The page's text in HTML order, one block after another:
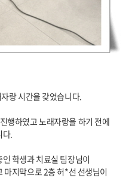
랑 시간을 갖었습니다.
행하였고 노래자랑을 하기 전에
다.
학생과 치료실 팀장님이
마지막으로 2층 허*선 선생님이